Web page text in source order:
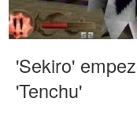
'Sekiro'
'Tenchu'